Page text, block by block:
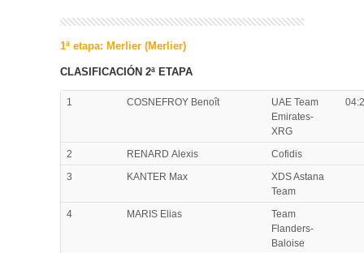
1ª etapa: Merlier (Merlier)
CLASIFICACIÓN 2ª ETAPA
1 COSNEFROY Benoît
UAE Team
Emirates-
XRG
2 RENARD Alexis
Cofidis
3
KANTER Max
XDS Astana
Team
4
MARIS Elias
Team
Flanders-
Baloise